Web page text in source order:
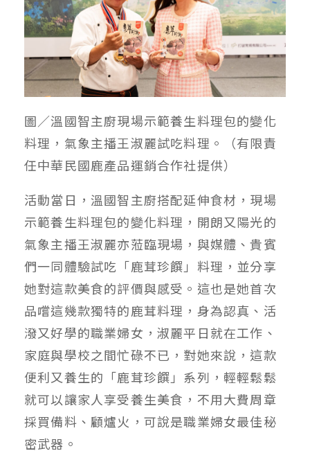
圖／溫國智主廚現場示範養生料理包的變化
料理，氣象主播王淑麗試吃料理。（有限責
任中華民國鹿產品運銷合作社提供）
活動當日，溫國智主廚搭配延伸食材，現場
示範養生料理包的變化料理，開朗又陽光的
氣象主播王淑麗亦蒞臨現場，與媒體、貴賓
們一同體驗試吃「鹿茸珍饌」料理，並分享
她對這款美食的評價與感受。這也是她首次
品嚐這幾款獨特的鹿茸料理，身為認真、活
潑又好學的職業婦女，淑麗平日就在工作、
家庭與學校之間忙碌不已，對她來說，這款
便利又養生的「鹿茸珍饌」系列，輕輕鬆鬆
就可以讓家人享受養生美食，不用大費周章
採買備料、顧爐火，可說是職業婦女最佳秘
密武器。